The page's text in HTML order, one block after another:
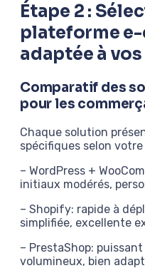
Étape 2 :
plateforme
adaptée à
Comparatif des
pour les
Chaque solution
spécifiques selon
– WordPress +
initiaux modérés,
– Shopify: rapide à
simplifiée, excellente
– PrestaShop:
volumineux, bien